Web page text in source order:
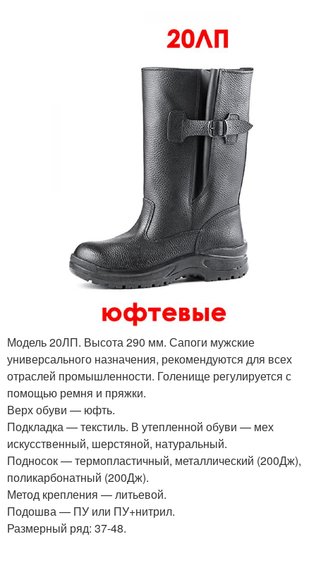
Модель 20ЛП. Высота 290 мм. Сапоги мужские
универсального назначения, рекомендуются для всех
отраслей промышленности. Голенище регулируется с
помощью ремня и пряжки.
Верх обуви — юфть.
Подкладка — текстиль. В утепленной обуви — мех
искусственный, шерстяной, натуральный.
Подносок — термопластичный, металлический (200Дж),
поликарбонатный (200Дж).
Метод крепления — литьевой.
Подошва — ПУ или ПУ+нитрил.
Размерный ряд: 37-48.